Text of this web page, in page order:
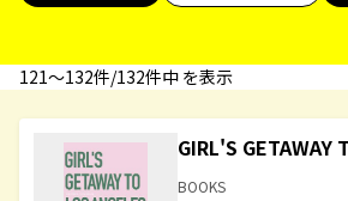
121〜132件/132件中 を表示
GIRL'S GETAWAY
BOOKS